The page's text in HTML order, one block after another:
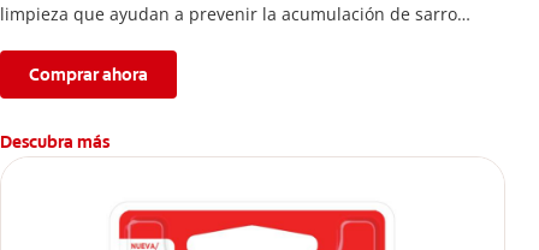
limpieza que ayudan a prevenir la acumulación de sarro
Comprar ahora
Descubra más